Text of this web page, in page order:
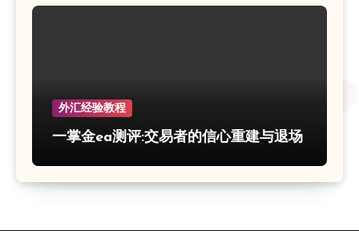
外汇经验教程
一掌金ea测评:交易者的信心重建与退场